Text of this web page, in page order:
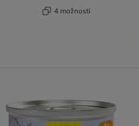
4 možnosti